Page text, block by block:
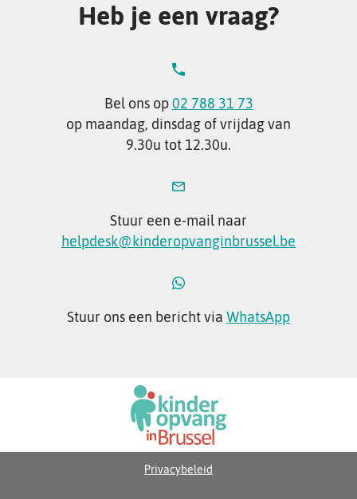
Heb je een vraag?
Bel ons op02 788 31 73
op maandag, dinsdag of vrijdag van
9.30u tot 12.30u.
Stuur een e-mail naar
helpdesk@kinderopvanginbrussel.be
Stuur ons een bericht via WhatsApp
Privacybeleid